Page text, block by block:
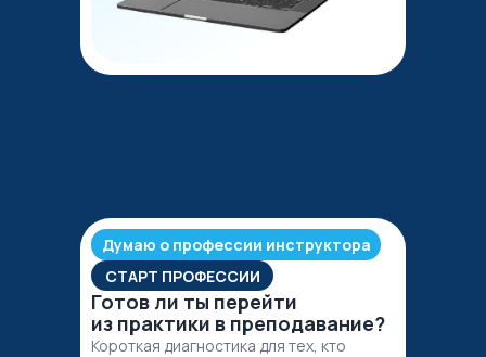
Думаю о профессии инструктора
СТАРТ ПРОФЕССИИ
Готов ли ты перейти
из практики в преподавание?
Короткая диагностика для тех, кто